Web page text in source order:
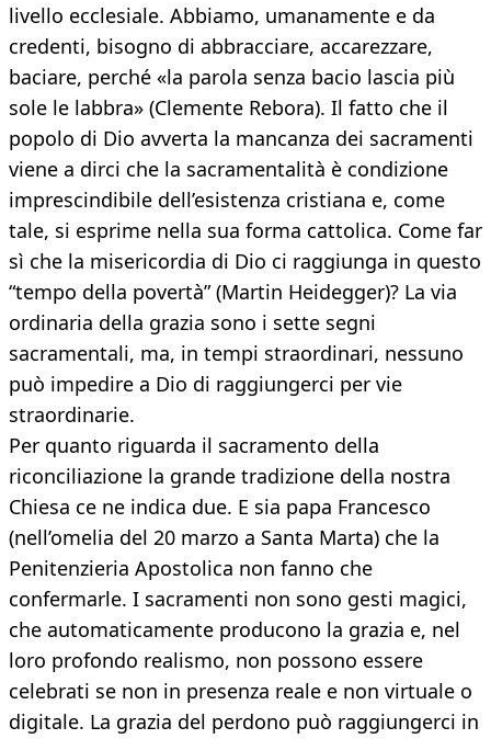
livello ecclesiale. Abbiamo, umanamente e da
credenti, bisogno di abbracciare, accarezzare,
baciare, perché «la parola senza bacio lascia più
sole le labbra» (Clemente Rebora). Il fatto che il
popolo di Dio avverta la mancanza dei sacramenti
viene a dirci che la sacramentalità è condizione
imprescindibile dell’esistenza cristiana e, come
tale, si esprime nella sua forma cattolica. Come far
sì che la misericordia di Dio ci raggiunga in questo
“tempo della povertà” (Martin Heidegger)? La via
ordinaria della grazia sono i sette segni
sacramentali, ma, in tempi straordinari, nessuno
può impedire a Dio di raggiungerci per vie
straordinarie.
Per quanto riguarda il sacramento della
riconciliazione la grande tradizione della nostra
Chiesa ce ne indica due. E sia papa Francesco
(nell’omelia del 20 marzo a Santa Marta) che la
Penitenzieria Apostolica non fanno che
confermarle. I sacramenti non sono gesti magici,
che automaticamente producono la grazia e, nel
loro profondo realismo, non possono essere
celebrati se non in presenza reale e non virtuale o
digitale. La grazia del perdono può raggiungerci in